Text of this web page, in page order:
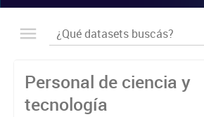
Personal de ciencia y
tecnología